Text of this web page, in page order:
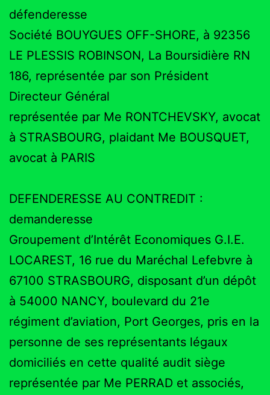
défenderesse
Société BOUYGUES OFF-SHORE, à 92356
LE PLESSIS ROBINSON, La Boursidière RN
186, représentée par son Président
Directeur Général
représentée par Me RONTCHEVSKY, avocat
à STRASBOURG, plaidant Me BOUSQUET,
avocat à PARIS
DEFENDERESSE AU CONTREDIT :
demanderesse
Groupement d’Intérêt Economiques G.I.E.
LOCAREST, 16 rue du Maréchal Lefebvre à
67100 STRASBOURG, disposant d’un dépôt
à 54000 NANCY, boulevard du 21e
régiment d’aviation, Port Georges, pris en la
personne de ses représentants légaux
domiciliés en cette qualité audit siège
représentée par Me PERRAD et associés,